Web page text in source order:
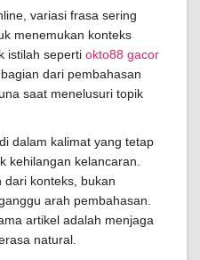
variasi frasa sering
menemukan konteks
istilah seperti okto88 gacor
dari pembahasan
saat menelusuri topik
dalam kalimat yang tetap
kehilangan kelancaran.
dari konteks, bukan
arah pembahasan.
artikel adalah menjaga
natural.